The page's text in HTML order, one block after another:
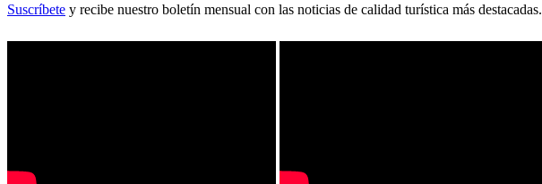
Suscríbete y recibe nuestro boletín mensual con las noticias de calidad turística más destacadas.